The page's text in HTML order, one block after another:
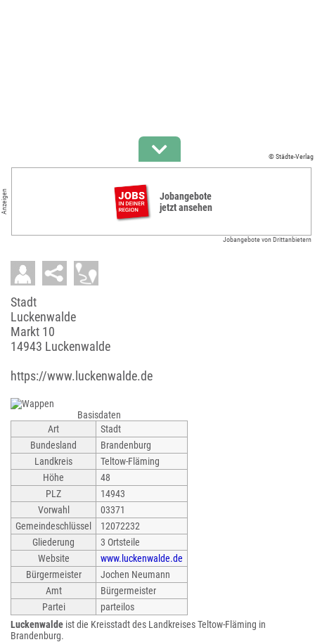
© Städte-Verlag
Anzeigen
Jobangebote
jetzt ansehen
Jobangebote von Drittanbietern
Stadt
Luckenwalde
Markt 10
14943 Luckenwalde
https://www.luckenwalde.de
Basisdaten
Art
Stadt
Bundesland
Brandenburg
Landkreis
Teltow-Fläming
Höhe
48
PLZ
14943
Vorwahl
03371
Gemeindeschlüssel
12072232
Gliederung
3 Ortsteile
Website
www.luckenwalde.de
Bürgermeister
Jochen Neumann
Amt
Bürgermeister
Partei
parteilos
Luckenwalde ist die Kreisstadt des Landkreises Teltow-Fläming in
Brandenburg.